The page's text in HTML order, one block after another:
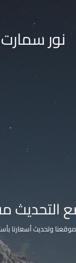
نور سمارت
التحديث
وتحديث أسعارنا